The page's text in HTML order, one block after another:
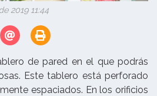
2019 11:44
de pared en el que podrás
Este tablero está perforado
espaciados. En los orificios